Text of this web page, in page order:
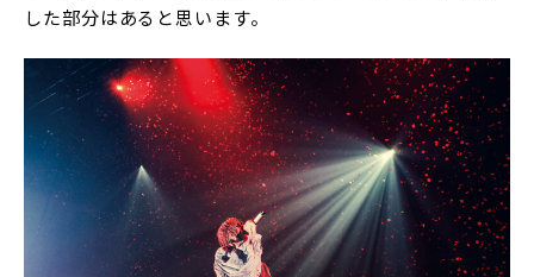
した部分はあると思います。